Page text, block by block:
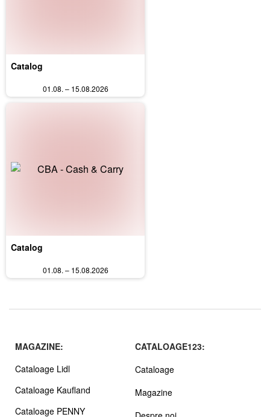
Catalog
01.08. – 15.08.2026
Catalog
01.08. – 15.08.2026
MAGAZINE:
Cataloage Lidl
Cataloage Kaufland
Cataloage PENNY
CATALOAGE123:
Cataloage
Magazine